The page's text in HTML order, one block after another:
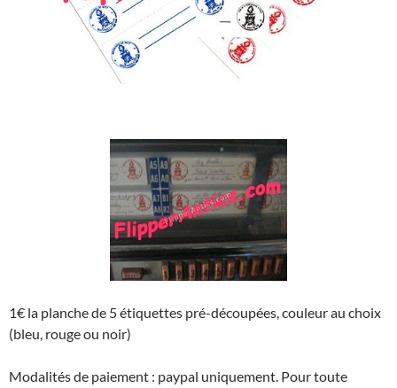
1€ la planche de 5 étiquettes pré-découpées, couleur au choix
(bleu, rouge ou noir)
Modalités de paiement : paypal uniquement. Pour toute